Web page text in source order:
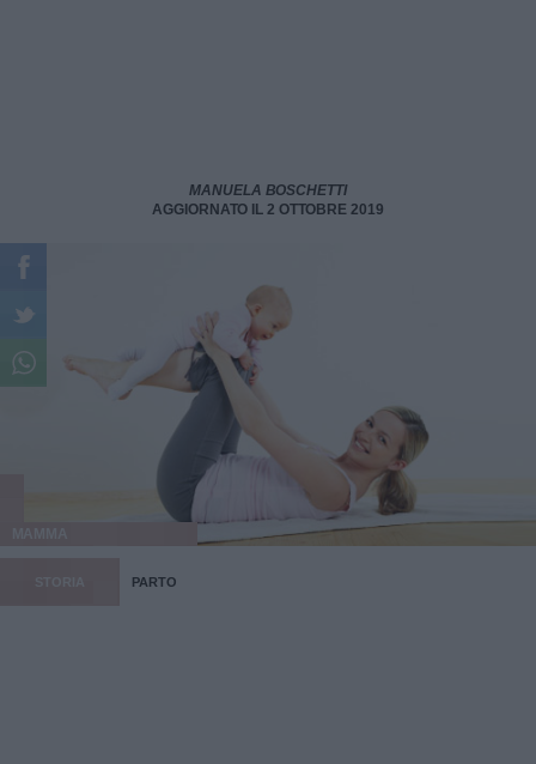
MANUELA BOSCHETTI
AGGIORNATO IL 2 OTTOBRE 2019
PARTO